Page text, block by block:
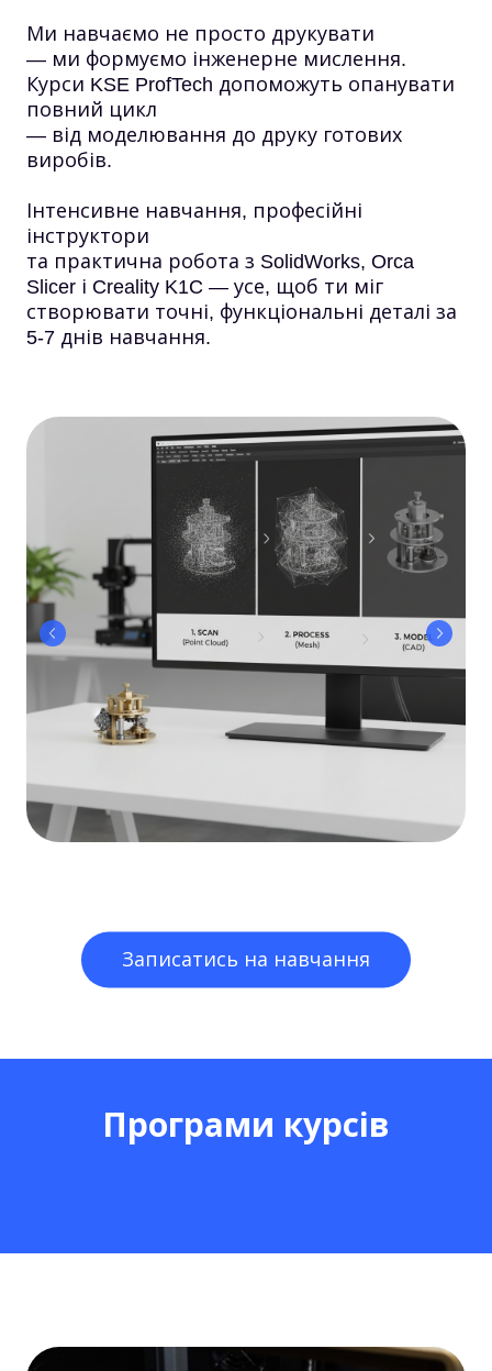
Ми навчаємо не просто друкувати
— ми формуємо інженерне мислення.
Курси KSE ProfTech допоможуть опанувати
повний цикл
— від моделювання до друку готових
виробів.
Інтенсивне навчання, професійні
інструктори
та практична робота з SolidWorks, Orca
Slicer і Creality K1C — усе, щоб ти міг
створювати точні, функціональні деталі за
5-7 днів навчання.
Записатись на навчання
Програми курсів